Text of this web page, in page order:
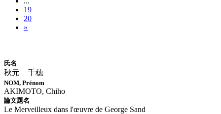
19
20
»
氏名
秋元 千穂
NOM, Prénom
AKIMOTO, Chiho
論文題名
Le Merveilleux dans l'œuvre de George Sand